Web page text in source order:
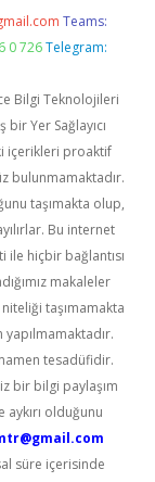
Teams:
0 726 Telegram:
Bilgi Teknolojileri
Yer Sağlayıcı
içerikleri proaktif
bulunmamaktadır.
taşımakta olup,
Bu internet
ile hiçbir bağlantısı
makaleler
taşımamakta
tesadüfidir.
bir bilgi paylaşım
olduğunu
süre içerisinde